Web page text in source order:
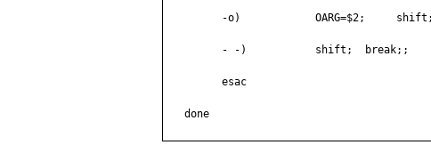
-o)            OARG=$2;
         - -)           shift;  break;;
         esac
   done